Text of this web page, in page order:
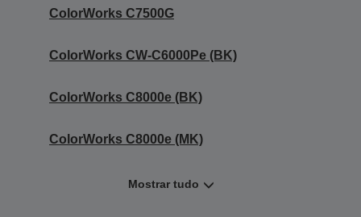
ColorWorks C7500G
ColorWorks CW-C6000Pe (BK)
ColorWorks C8000e (BK)
ColorWorks C8000e (MK)
Mostrar tudo